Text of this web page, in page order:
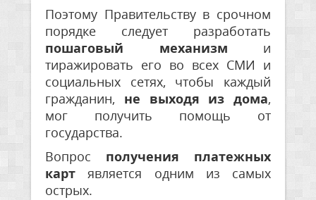
Поэтому Правительству в срочном
порядке следует разработать
пошаговый механизм и
тиражировать его во всех СМИ и
социальных сетях, чтобы каждый
гражданин, не выходя из дома,
мог получить помощь от
государства.
Вопрос получения платежных
карт является одним из самых
острых.